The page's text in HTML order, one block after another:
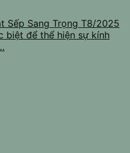
Sếp Sang Trọng T8/2025
biệt để thể hiện sự kính